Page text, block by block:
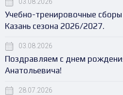
03.08.2026
Учебно-тренировочные сборы
Казань сезона 2026/2027.
03.08.2026
Поздравляем с днем
Анатольевича!
28.07.2026